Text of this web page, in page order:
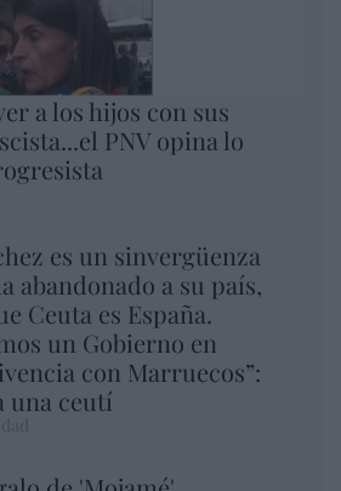
a los hijos con sus
PNV opina lo
es un sinvergüenza
abandonado a su país,
Ceuta es España.
un Gobierno en
con Marruecos”:
una ceutí